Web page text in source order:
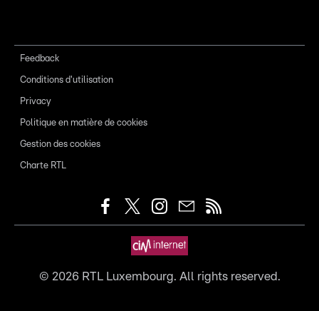
Feedback
Conditions d'utilisation
Privacy
Politique en matière de cookies
Gestion des cookies
Charte RTL
© 2026RTL Luxembourg. All rights reserved.